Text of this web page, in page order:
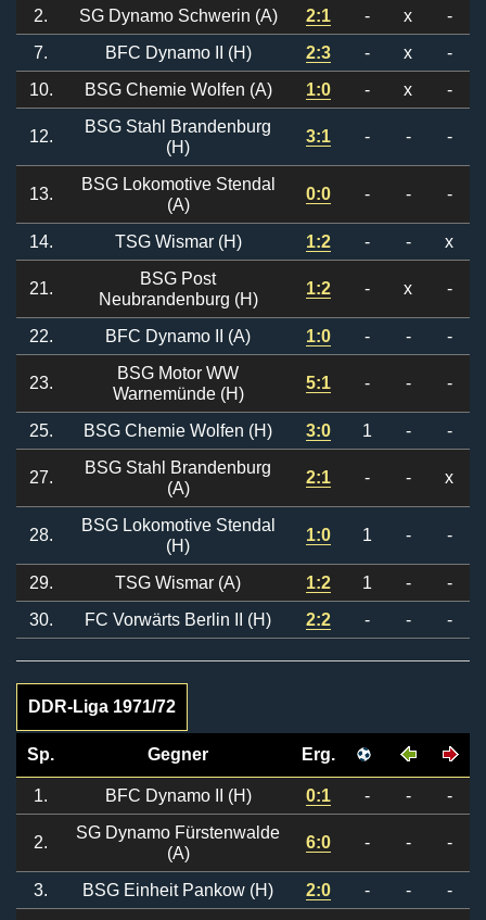
2. SG Dynamo Schwerin (A) 2:1 - x
-
7.
BFC Dynamo II (H) 2:3 - x
-
10.
BSG Chemie Wolfen (A) 1:0 - x -
12.
BSG Stahl Brandenburg
(H)
3:1 - - -
13.
BSG Lokomotive Stendal
(A)
0:0 - - -
14. TSG Wismar (H) 1:2 - - x
21.
BSG Post
Neubrandenburg (H)
1:2 - x -
22. BFC Dynamo II (A) 1:0 - - -
23.
BSG Motor WW
Warnemünde (H)
5:1 - - -
25. BSG Chemie Wolfen (H) 3:0 1 - -
27.
BSG Stahl Brandenburg
(A)
2:1 - - x
28.
BSG Lokomotive Stendal
(H)
1:0 1 - -
29. TSG Wismar (A) 1:2 1 -
-
30.
FC Vorwärts Berlin II (H) 2:2 - - -
DDR-Liga 1971/72
Sp. Gegner Erg.
1. BFC Dynamo II (H) 0:1 - - -
2.
SG Dynamo Fürstenwalde
(A)
6:0 - - -
3. BSG Einheit Pankow (H) 2:0 - - -